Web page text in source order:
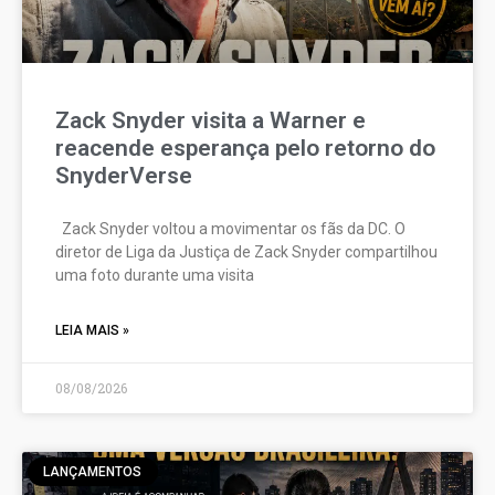
Zack Snyder visita a Warner e
reacende esperança pelo retorno do
SnyderVerse
Zack Snyder voltou a movimentar os fãs da DC. O
diretor de Liga da Justiça de Zack Snyder compartilhou
uma foto durante uma visita
LEIA MAIS »
08/08/2026
LANÇAMENTOS